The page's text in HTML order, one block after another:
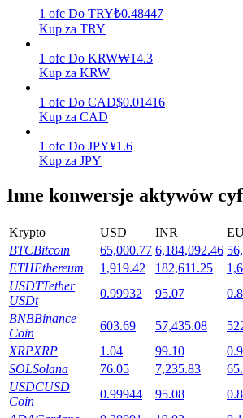
Stawianie
Wysokie zyski i natychmiastowy dostęp
Elastyczne stawianie zakładów, aby
tokenach
1 ofc Do TRY₺0.48447
Kup za TRY
1 ofc Do KRW₩14.3
Kup za KRW
1 ofc Do CAD$0.01416
Kup za CAD
1 ofc Do JPY¥1.6
Kup za JPY
Inne konwersje aktywów
Krypto USD INR
BTCBitcoin 65,000.77 6,184,092.46
ETHEthereum 1,919.42 182,611.25
USDTTether
USDt
0.99932 95.07
BNBBinance
Coin
603.69 57,435.08
XRPXRP 1.04 99.10
SOLSolana 76.05 7,235.83
USDCUSD
Coin
0.99944 95.08